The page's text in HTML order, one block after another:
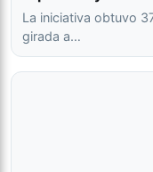
La iniciativa obtuvo
girada a…